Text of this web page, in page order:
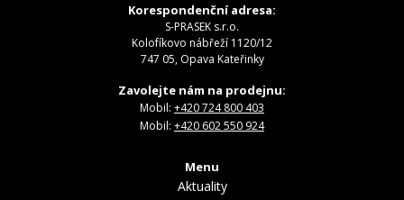
Korespondenční adresa:
S-PRASEK s.r.o.
Kolofíkovo nábřeží 1120/12
747 05, Opava Kateřinky
Zavolejte nám na prodejnu:
Mobil: +420 724 800 403
Mobil: +420 602 550 924
Menu
Aktuality